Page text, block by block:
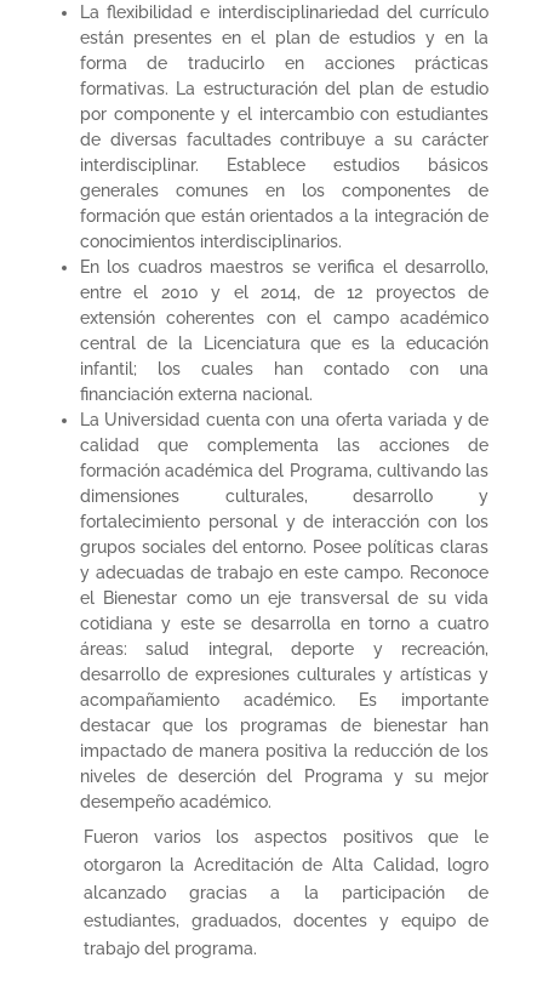
La flexibilidad e interdisciplinariedad del currículo
están presentes en el plan de estudios y en la
forma de traducirlo en acciones prácticas
formativas. La estructuración del plan de estudio
por componente y el intercambio con estudiantes
de diversas facultades contribuye a su carácter
interdisciplinar. Establece estudios básicos
generales comunes en los componentes de
formación que están orientados a la integración de
conocimientos interdisciplinarios.
En los cuadros maestros se verifica el desarrollo,
entre el 2010 y el 2014, de 12 proyectos de
extensión coherentes con el campo académico
central de la Licenciatura que es la educación
infantil; los cuales han contado con una
financiación externa nacional.
La Universidad cuenta con una oferta variada y de
calidad que complementa las acciones de
formación académica del Programa, cultivando las
dimensiones culturales, desarrollo y
fortalecimiento personal y de interacción con los
grupos sociales del entorno. Posee políticas claras
y adecuadas de trabajo en este campo. Reconoce
el Bienestar como un eje transversal de su vida
cotidiana y este se desarrolla en torno a cuatro
áreas: salud integral, deporte y recreación,
desarrollo de expresiones culturales y artísticas y
acompañamiento académico. Es importante
destacar que los programas de bienestar han
impactado de manera positiva la reducción de los
niveles de deserción del Programa y su mejor
desempeño académico.
Fueron varios los aspectos positivos que le
otorgaron la Acreditación de Alta Calidad, logro
alcanzado gracias a la participación de
estudiantes, graduados, docentes y equipo de
trabajo del programa.